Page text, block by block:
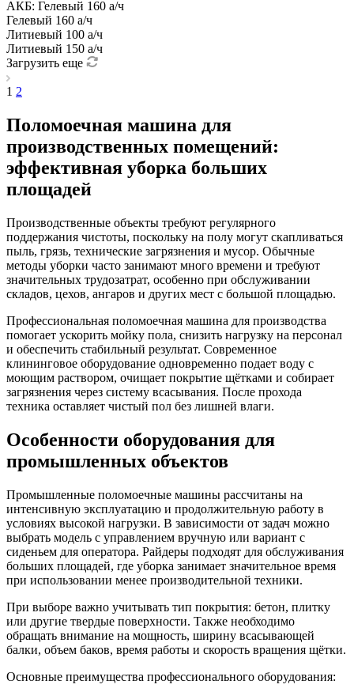
АКБ: Гелевый 160 а/ч
Гелевый 160 а/ч
Литиевый 100 а/ч
Литиевый 150 а/ч
Загрузить еще
1 2
Поломоечная машина для
производственных помещений:
эффективная уборка больших
площадей
Производственные объекты требуют регулярного
поддержания чистоты, поскольку на полу могут скапливаться
пыль, грязь, технические загрязнения и мусор. Обычные
методы уборки часто занимают много времени и требуют
значительных трудозатрат, особенно при обслуживании
складов, цехов, ангаров и других мест с большой площадью.
Профессиональная поломоечная машина для производства
помогает ускорить мойку пола, снизить нагрузку на персонал
и обеспечить стабильный результат. Современное
клининговое оборудование одновременно подает воду с
моющим раствором, очищает покрытие щётками и собирает
загрязнения через систему всасывания. После прохода
техника оставляет чистый пол без лишней влаги.
Особенности оборудования для
промышленных объектов
Промышленные поломоечные машины рассчитаны на
интенсивную эксплуатацию и продолжительную работу в
условиях высокой нагрузки. В зависимости от задач можно
выбрать модель с управлением вручную или вариант с
сиденьем для оператора. Райдеры подходят для обслуживания
больших площадей, где уборка занимает значительное время
при использовании менее производительной техники.
При выборе важно учитывать тип покрытия: бетон, плитку
или другие твердые поверхности. Также необходимо
обращать внимание на мощность, ширину всасывающей
балки, объем баков, время работы и скорость вращения щётки.
Основные преимущества профессионального оборудования: